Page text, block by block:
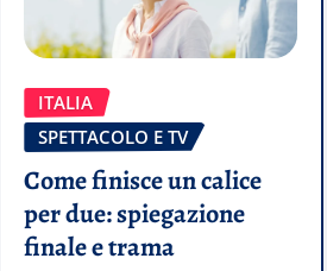
ITALIA
SPETTACOLO E TV
Come finisce un calice
per due: spiegazione
finale e trama